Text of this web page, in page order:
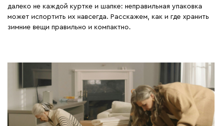
далеко не каждой куртке и шапке: неправильная упаковка
может испортить их навсегда. Расскажем, как и где хранить
зимние вещи правильно и компактно.